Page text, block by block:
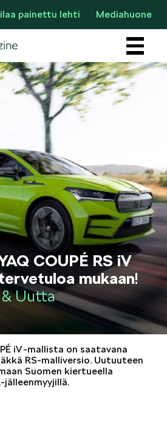
painettu lehti Mediahuone
& UUTTA
LIFESTYLE
SPONSOROI
COUPÉ RS iV
mukaan!
Uutta
iV -mallista on saatavana
RS-malliversio. Uutuuteen
Suomen kiertueella
jälleenmyyjillä.